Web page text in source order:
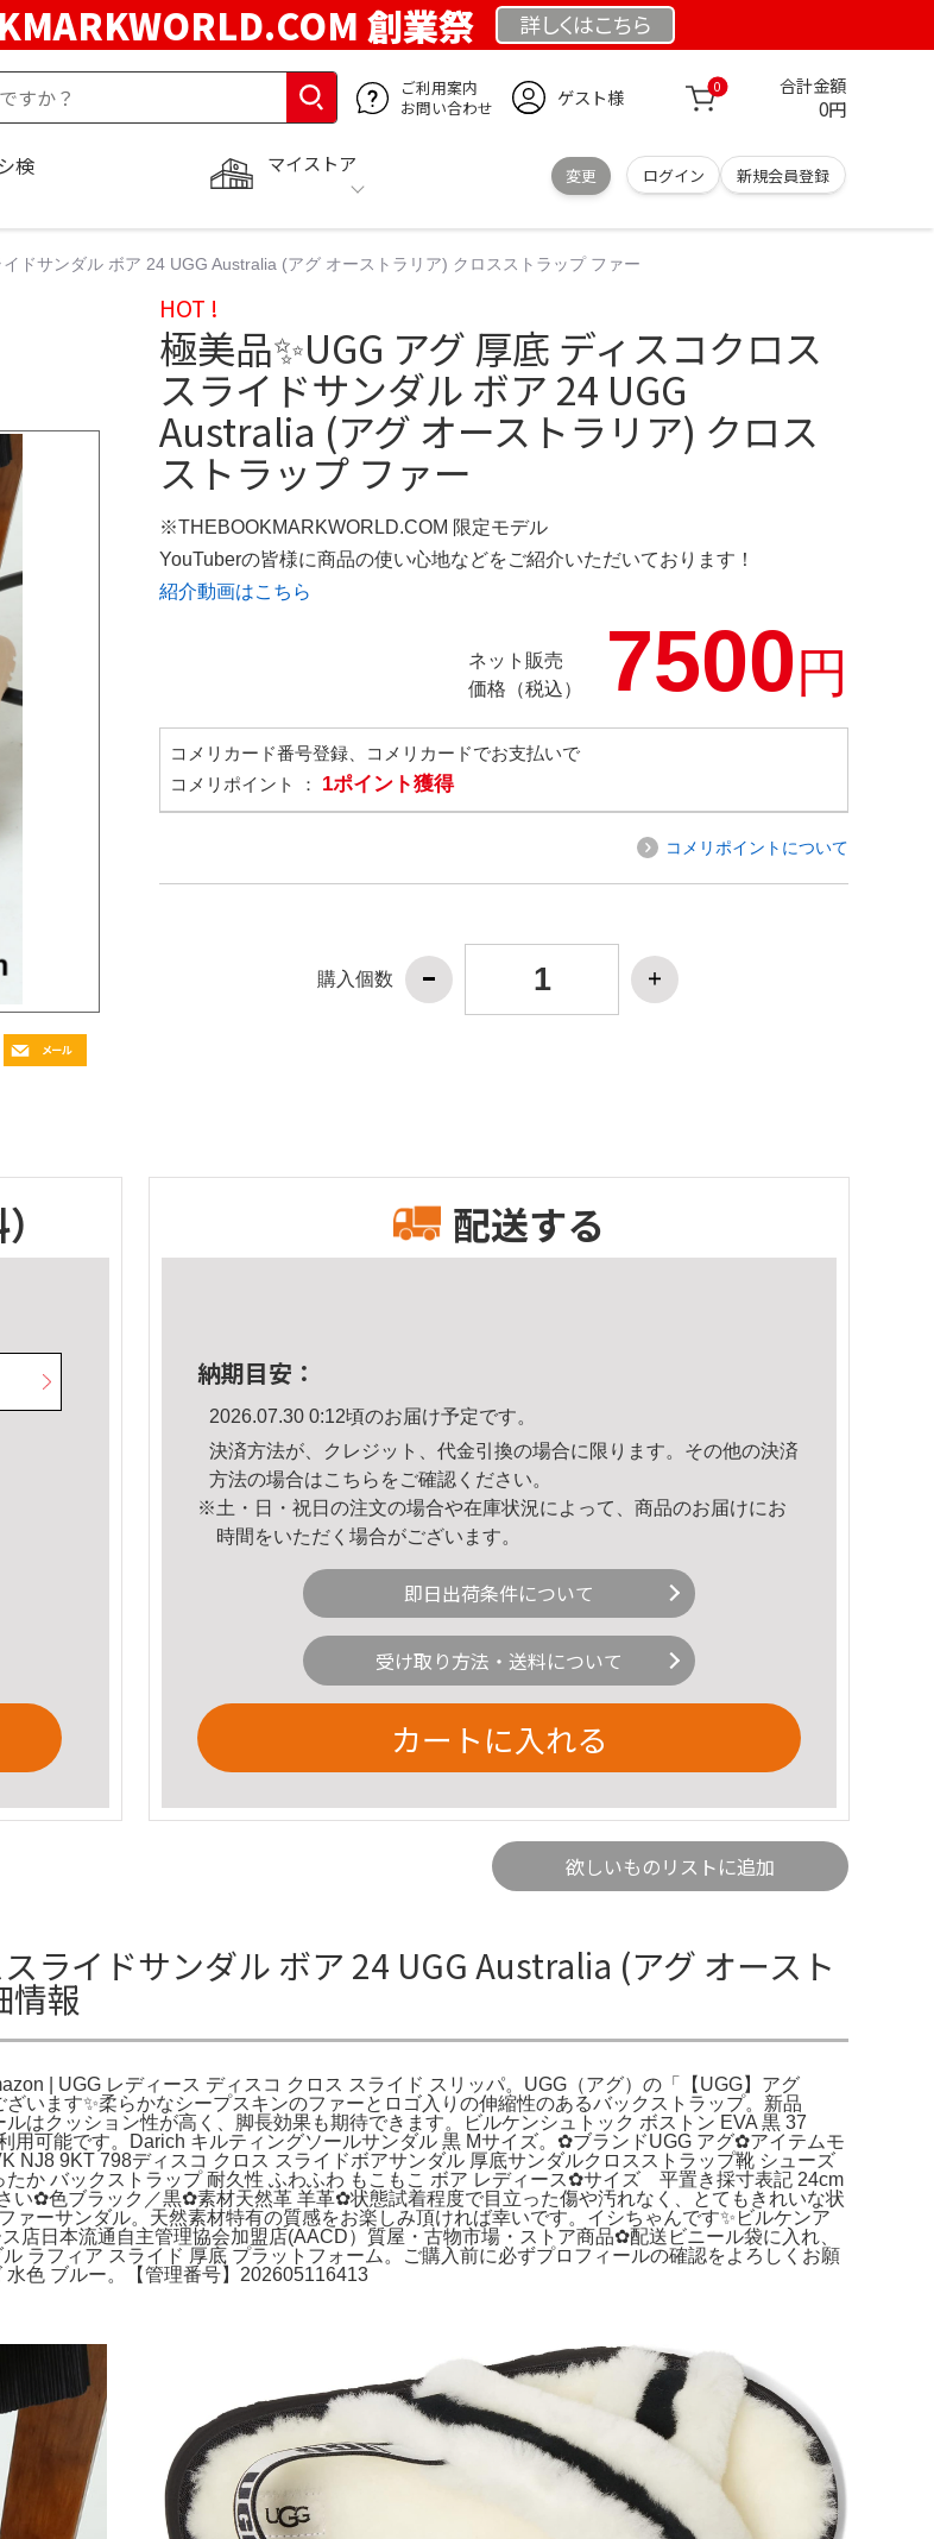
創業祭 詳しくはこちら
ご利用案内
お問い合わせ
ゲスト様 0 合計金額
0円
マイストア
変更 ログイン 新規会員登録
検
ドサンダル ボア 24 UGG Australia (アグ オーストラリア) クロスストラップ ファー
HOT !
極美品✨️UGG アグ 厚底 ディスコクロス
スライドサンダル ボア 24 UGG
Australia (アグ オーストラリア) クロス
ストラップ ファー
※THEBOOKMARKWORLD.COM 限定モデル
YouTuberの皆様に商品の使い心地などをご紹介いただいております！
紹介動画はこちら
ネット販売
価格（税込）
7500円
コメリカード番号登録、コメリカードでお支払いで
コメリポイント ： 1ポイント獲得
コメリポイントについて
購入個数
配送する
納期目安：
2026.07.30 0:12頃のお届け予定です。
決済方法が、クレジット、代金引換の場合に限ります。その他の決済
方法の場合はこちら をご確認ください。
※土・日・祝日の注文の場合や在庫状況によって、商品のお届けにお
時間をいただく場合がございます。
即日出荷条件について
受け取り方法・送料について
カートに入れる
欲しいものリストに追加
ライドサンダル ボア 24 UGG Australia (アグ オースト
情報
| UGG レディース ディスコ クロス スライド スリッパ。UGG（アグ）の「【UGG】アグ
います✨柔らかなシープスキンのファーとロゴ入りの伸縮性のあるバックストラップ。新品
はクッション性が高く、脚長効果も期待できます。ビルケンシュトック ボストン EVA 黒 37
用可能です。Darich キルティングソールサンダル 黒 Mサイズ。✿ブランドUGG アグ✿アイテムモ
NJ8 9KT 798ディスコ クロス スライドボアサンダル 厚底サンダルクロスストラップ靴 シューズ
か バックストラップ 耐久性 ふわふわ もこもこ ボア レディース✿サイズ 平置き採寸表記 24cm
✿色ブラック／黒✿素材天然革 羊革✿状態試着程度で目立った傷や汚れなく、とてもきれいな状
サンダル。天然素材特有の質感をお楽しみ頂ければ幸いです。イシちゃんです✨ビルケンア
日本流通自主管理協会加盟店(AACD）質屋・古物市場・ストア商品✿配送ビニール袋に入れ、
ラフィア スライド 厚底 プラットフォーム。ご購入前に必ずプロフィールの確認をよろしくお願
色 ブルー。【管理番号】202605116413